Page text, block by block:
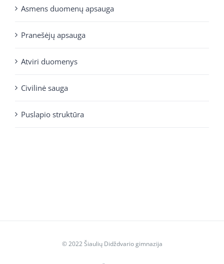
Asmens duomenų apsauga
Pranešėjų apsauga
Atviri duomenys
Civilinė sauga
Puslapio struktūra
© 2022 Šiaulių Didždvario gimnazija